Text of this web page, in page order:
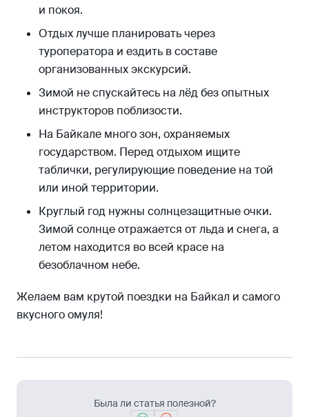
и покоя.
Отдых лучше планировать через
туроператора и ездить в составе
организованных экскурсий.
Зимой не спускайтесь на лёд без опытных
инструкторов поблизости.
На Байкале много зон, охраняемых
государством. Перед отдыхом ищите
таблички, регулирующие поведение на той
или иной территории.
Круглый год нужны солнцезащитные очки.
Зимой солнце отражается от льда и снега, а
летом находится во всей красе на
безоблачном небе.
Желаем вам крутой поездки на Байкал и самого
вкусного омуля!
Была ли статья полезной?